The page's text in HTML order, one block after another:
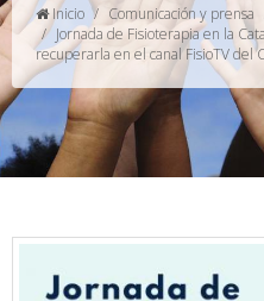
Inicio Comunicación y prensa
Jornada de Fisioterapia en la
recuperarla en el canal FisioTV del